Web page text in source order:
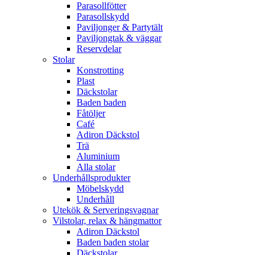
Parasollfötter
Parasollskydd
Paviljonger & Partytält
Paviljongtak & väggar
Reservdelar
Stolar
Konstrotting
Plast
Däckstolar
Baden baden
Fåtöljer
Café
Adiron Däckstol
Trä
Aluminium
Alla stolar
Underhållsprodukter
Möbelskydd
Underhåll
Utekök & Serveringsvagnar
Vilstolar, relax & hängmattor
Adiron Däckstol
Baden baden stolar
Däckstolar